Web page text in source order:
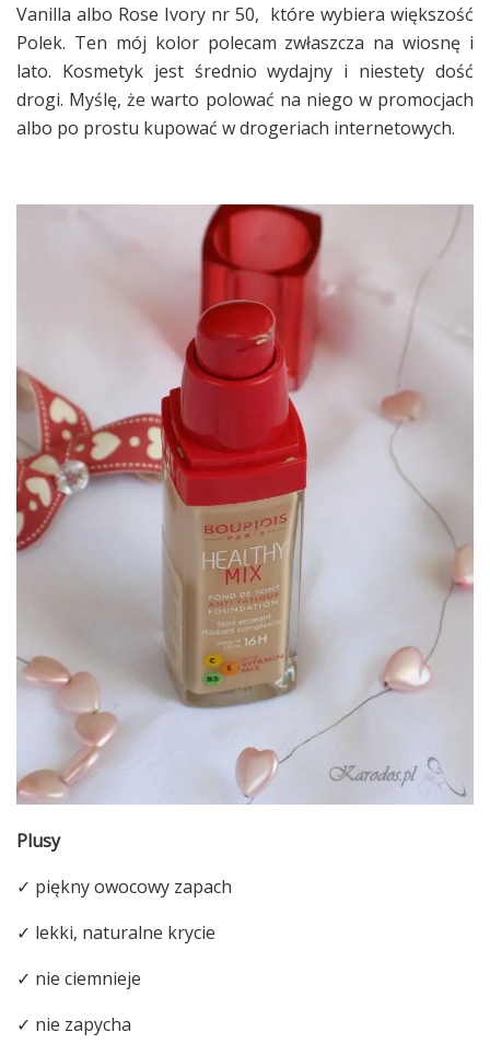
Vanilla albo Rose Ivory nr 50, które wybiera większość
Polek. Ten mój kolor polecam zwłaszcza na wiosnę i
lato. Kosmetyk jest średnio wydajny i niestety dość
drogi. Myślę, że warto polować na niego w promocjach
albo po prostu kupować w drogeriach internetowych.
Plusy
✓ piękny owocowy zapach
✓ lekki, naturalne krycie
✓ nie ciemnieje
✓ nie zapycha